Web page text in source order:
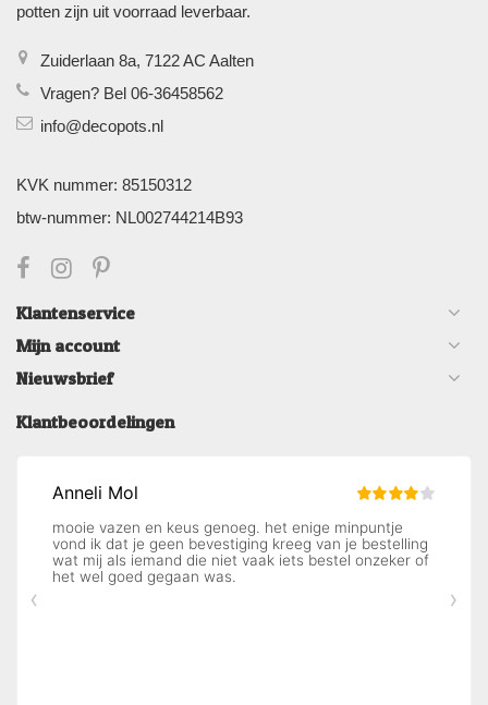
potten zijn uit voorraad leverbaar.
Zuiderlaan 8a, 7122 AC Aalten
Vragen? Bel 06-36458562
info@decopots.nl
KVK nummer: 85150312
btw-nummer: NL002744214B93
Klantenservice
Mijn account
Nieuwsbrief
Klantbeoordelingen